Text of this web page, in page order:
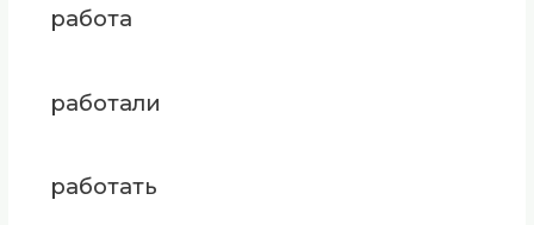
работа
работали
работать